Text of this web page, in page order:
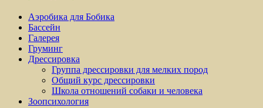
Аэробика для Бобика
Бассейн
Галерея
Груминг
Дрессировка
Группа дрессировки для мелких пород
Общий курс дрессировки
Школа отношений собаки и человека
Зоопсихология